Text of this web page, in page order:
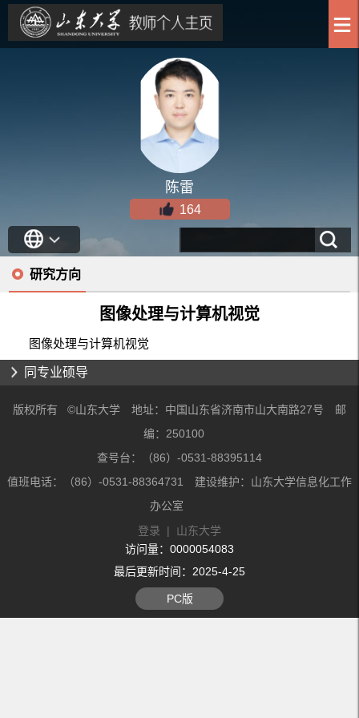
陈雷
164
研究方向
图像处理与计算机视觉
图像处理与计算机视觉
同专业硕导
版权所有 ©山东大学 地址：中国山东省济南市山大南路27号 邮
编：250100
查号台：（86）-0531-88395114
值班电话：（86）-0531-88364731 建设维护：山东大学信息化工作
办公室
登录 | 山东大学
访问量： 0000054083
最后更新时间： 2025-4-25
PC版